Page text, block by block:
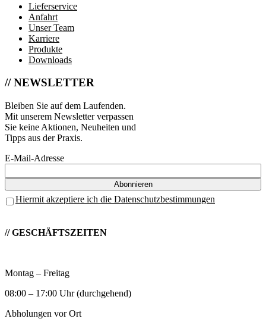
Lieferservice
Anfahrt
Unser Team
Karriere
Produkte
Downloads
// NEWSLETTER
Bleiben Sie auf dem Laufenden.
Mit unserem Newsletter verpassen
Sie keine Aktionen, Neuheiten und
Tipps aus der Praxis.
E-Mail-Adresse
Hiermit akzeptiere ich die Datenschutzbestimmungen
// GESCHÄFTSZEITEN
Montag – Freitag
08:00 – 17:00 Uhr (durchgehend)
Abholungen vor Ort